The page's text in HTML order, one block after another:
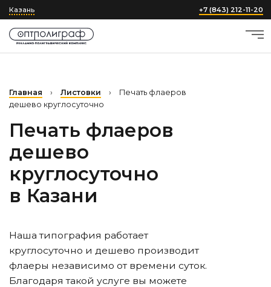
Казань +7 (843) 212-11-20
Главная › Листовки ›
Печать флаеров
дешево круглосуточно
Печать флаеров
дешево
круглосуточно
в Казани
Наша типография работает
круглосуточно и дешево производит
флаеры независимо от времени суток.
Благодаря такой услуге вы можете